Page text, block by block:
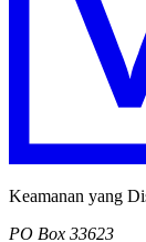
Keamanan yang
PO Box 33623